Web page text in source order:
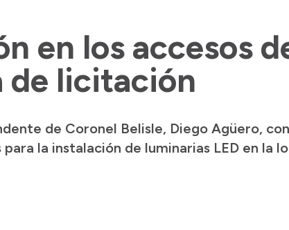
en los accesos
de licitación
de Coronel Belisle, Diego Agüero,
la instalación de luminarias LED en la